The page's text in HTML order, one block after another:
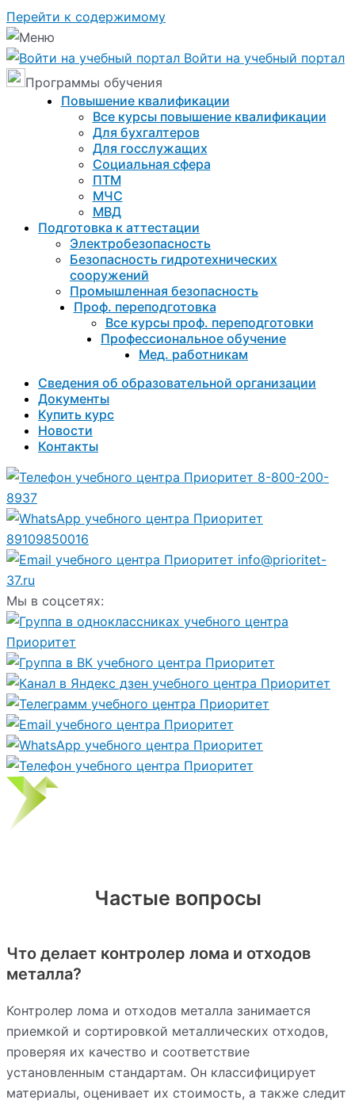
Перейти к содержимому
Войти на учебный портал
Программы обучения
Повышение квалификации
Все курсы повышение квалификации
Для бухгалтеров
Для госслужащих
Социальная сфера
ПТМ
МЧС
МВД
Подготовка к aттестации
Электробезопасность
Безопасность гидротехнических
сооружений
Промышленная безопасность
Проф. переподготовка
Все курсы проф. переподготовки
Профессиональное обучение
Мед. работникам
Сведения об образовательной организации
Документы
Купить курс
Новости
Контакты
8-800-200-
8937
89109850016
info@prioritet-
37.ru
Мы в соцсетях:
Частые вопросы
Что делает контролер лома и отходов
металла?
Контролер лома и отходов металла занимается
приемкой и сортировкой металлических отходов,
проверяя их качество и соответствие
установленным стандартам. Он классифицирует
материалы, оценивает их стоимость, а также следит